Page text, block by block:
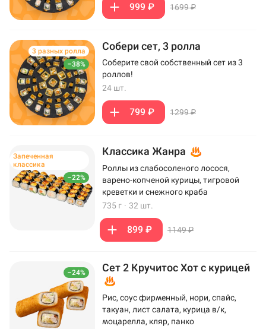
999 ₽ 1699 ₽
–38%
3 разных ролла Собери сет, 3 ролла
Соберите свой собственный сет из 3
роллов!
24 шт.
799 ₽ 1299 ₽
–22%
Запеченная
классика
Классика Жанра
Роллы из слабосоленого лосося,
варено-копченой курицы, тигровой
креветки и снежного краба
735 г · 32 шт.
899 ₽ 1149 ₽
–24% Сет 2 Кручитос Хот с курицей
Рис, соус фирменный, нори, спайс,
такуан, лист салата, курица в/к,
моцарелла, кляр, панко